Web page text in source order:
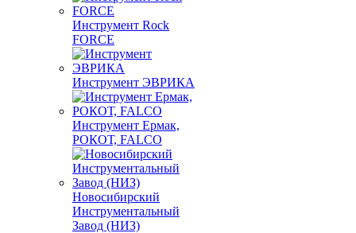
Инструмент Rock
FORCE
Инструмент ЭВРИКА
Инструмент Ермак,
РОКОТ, FALCO
Новосибирский
Инструментальный
Завод (НИЗ)